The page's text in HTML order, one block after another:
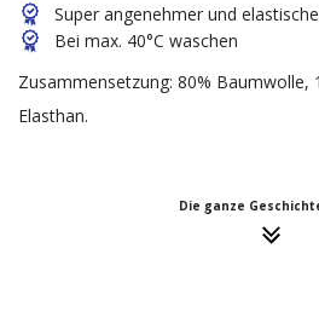
Super angenehmer und
Bei max. 40°C waschen
Zusammensetzung: 80% Baumwolle,
Elasthan.
Die ganze